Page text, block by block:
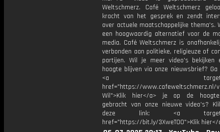
Weltschmerz. Café Weltschmerz
kracht van het gesprek en zendt
over actuele maatschappelijke thema's.
een hoogwaardig alternatief voor de
media. Café Weltschmerz is
verbonden aan politieke, religieuze of
partijen. Wil je meer video's bekijken
hoogte blijven via onze nieuwsbrief? Ga
<a
href="https://www.cafeweltschmerz.nl/
Wil">Klik hier</a> je op de
gebracht van onze nieuwe video's?
deze link: <a
href="https://bit.ly/3XweTO0">Klik hier</